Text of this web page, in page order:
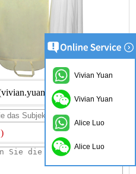
Vivian Yuan
Vivian Yuan
Alice Luo
Alice Luo